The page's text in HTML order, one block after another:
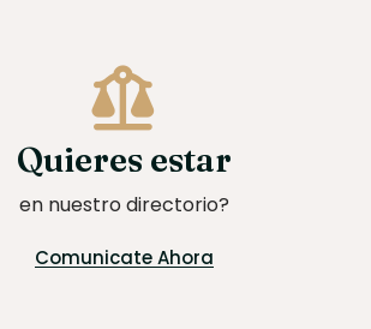
Quieres estar
en nuestro directorio?
Comunicate Ahora